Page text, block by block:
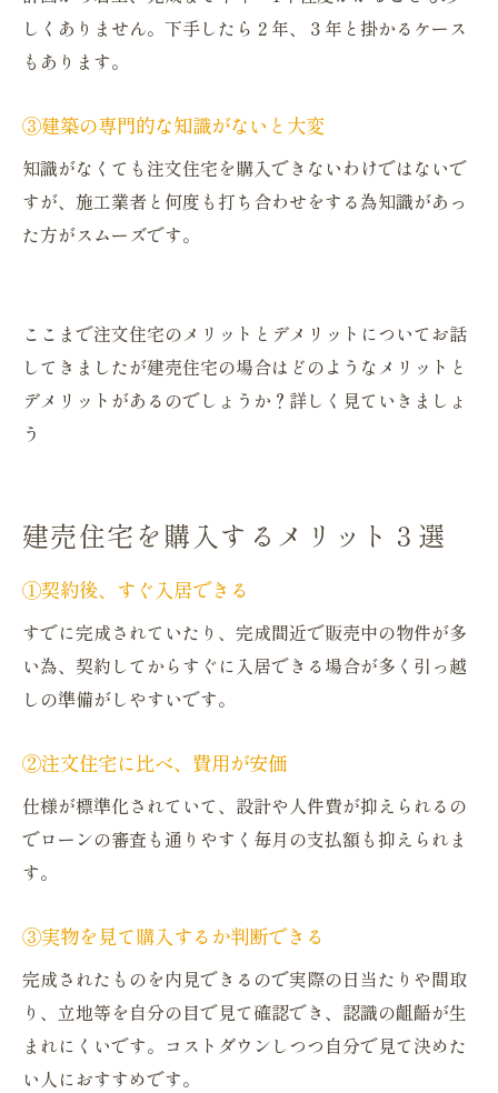
しくありません。下手したら２年、３年と掛かるケース
もあります。
③建築の専門的な知識がないと大変
知識がなくても注文住宅を購入できないわけではないで
すが、施工業者と何度も打ち合わせをする為知識があっ
た方がスムーズです。
ここまで注文住宅のメリットとデメリットについてお話
してきましたが建売住宅の場合はどのようなメリットと
デメリットがあるのでしょうか？詳しく見ていきましょ
う
建売住宅を購入するメリット３選
①契約後、すぐ入居できる
すでに完成されていたり、完成間近で販売中の物件が多
い為、契約してからすぐに入居できる場合が多く引っ越
しの準備がしやすいです。
②注文住宅に比べ、費用が安価
仕様が標準化されていて、設計や人件費が抑えられるの
でローンの審査も通りやすく毎月の支払額も抑えられま
す。
③実物を見て購入するか判断できる
完成されたものを内見できるので実際の日当たりや間取
り、立地等を自分の目で見て確認でき、認識の齟齬が生
まれにくいです。コストダウンしつつ自分で見て決めた
い人におすすめです。